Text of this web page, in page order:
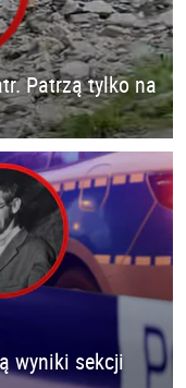
Patrzą tylko na
wyniki sekcji